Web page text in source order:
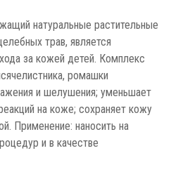
натуральные растительные
трав, является
за кожей детей. Комплекс
ромашки
и шелушения; уменьшает
на коже; сохраняет кожу
Применение: наносить на
и в качестве